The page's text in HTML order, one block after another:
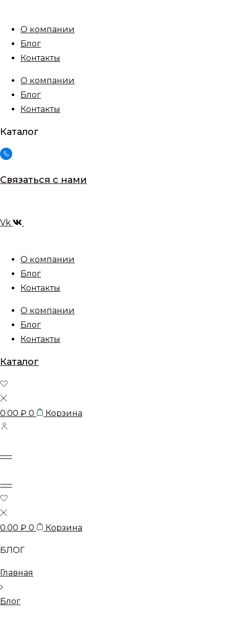
содержимому
О компании
Блог
Контакты
О компании
Блог
Контакты
Каталог
Связаться с нами
Vk
О компании
Блог
Контакты
О компании
Блог
Контакты
Каталог
0.00 ₽ 0 Корзина
0.00 ₽ 0 Корзина
БЛОГ
Главная
Блог